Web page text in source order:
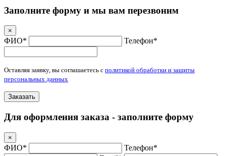
Заполните форму и мы вам перезвоним
×
ФИО* Телефон*
Оставляя заявку, вы соглашаетесь с политикой обработки и защиты
персональных данных
Заказать
Для оформления заказа - заполните форму
×
ФИО*
Телефон*